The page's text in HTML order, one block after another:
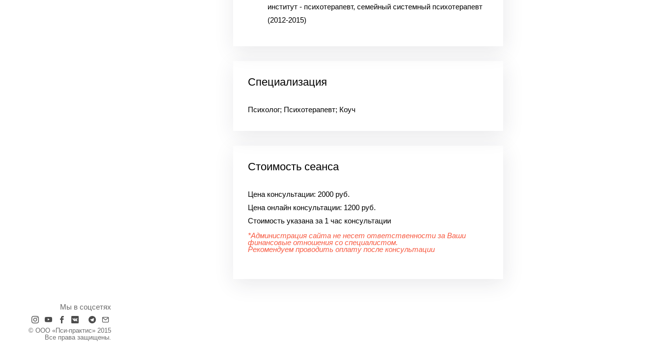
Мы в соцсетях
© ООО «Пси-практис» 2015
Все права защищены.
институт - психотерапевт, семейный системный психотерапевт
(2012-2015)
Специализация
Психолог; Психотерапевт; Коуч
Стоимость сеанса
Цена консультации: 2000 руб.
Цена онлайн консультации: 1200 руб.
Стоимость указана за 1 час консультации
*Администрация сайта не несет ответственности за Ваши
финансовые отношения со специалистом.
Рекомендуем проводить оплату после консультации